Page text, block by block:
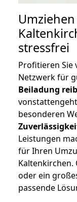
stressfrei
Profitieren Sie
Netzwerk für
Beiladung
besonderen
Leistungen
für Ihren
Kaltenkirchen.
oder ein
passende